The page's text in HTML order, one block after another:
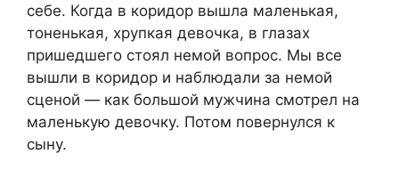
себе. Когда в коридор вышла маленькая,
тоненькая, хрупкая девочка, в глазах
пришедшего стоял немой вопрос. Мы все
вышли в коридор и наблюдали за немой
сценой — как большой мужчина смотрел на
маленькую девочку. Потом повернулся к
сыну.